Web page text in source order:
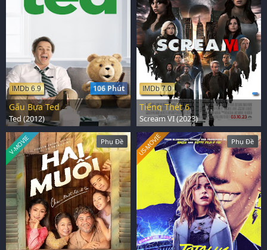
106 Phút
IMDb 6.9
Gấu Bựa Ted
Ted (2012)
IMDb 7.0
Tiếng Thét 6
Scream VI (2023)
Phụ Đề
V-MOVIE Phụ Đề
US-MOVIE